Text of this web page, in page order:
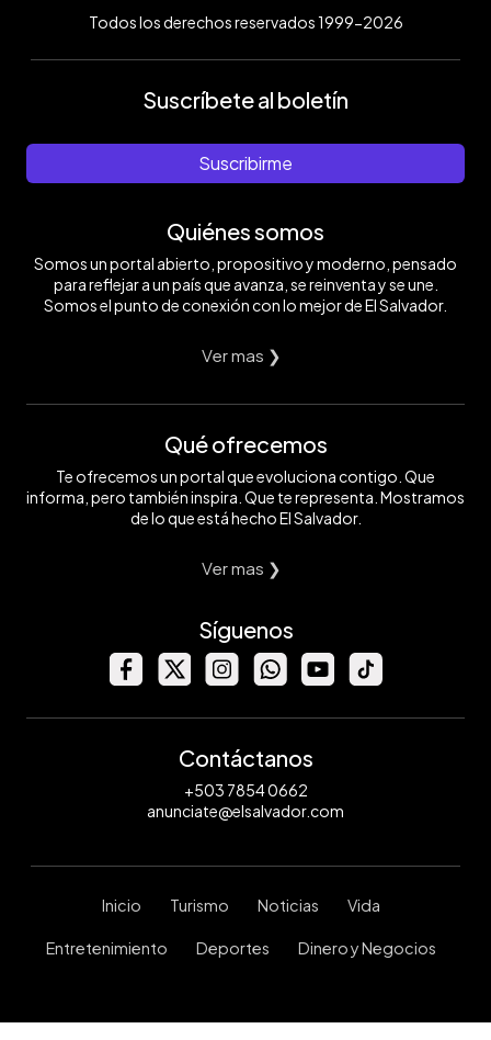
Todos los derechos reservados 1999-2026
Suscríbete al boletín
Suscribirme
Quiénes somos
Somos un portal abierto, propositivo y moderno, pensado
para reflejar a un país que avanza, se reinventa y se une.
Somos el punto de conexión con lo mejor de El Salvador.
Ver mas ❯
Qué ofrecemos
Te ofrecemos un portal que evoluciona contigo. Que
informa, pero también inspira. Que te representa. Mostramos
de lo que está hecho El Salvador.
Ver mas ❯
Síguenos
Contáctanos
+503 7854 0662
anunciate@elsalvador.com
Inicio Turismo Noticias Vida
Entretenimiento Deportes Dinero y Negocios